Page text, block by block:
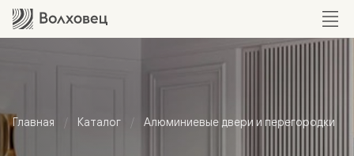
Главная Каталог Алюминиевые двери и перегородки